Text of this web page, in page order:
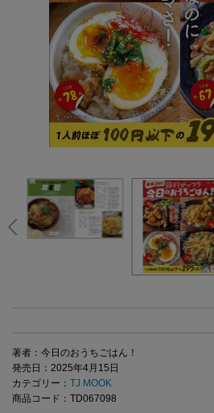
著者：今日のおうちごはん！
発売日：2025年4月15日
カテゴリー： TJ MOOK
商品コード：TD067098